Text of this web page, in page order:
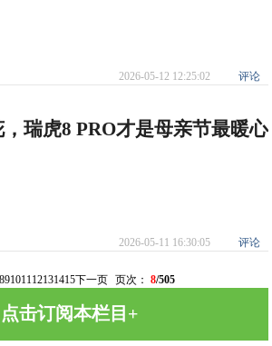
2026-05-12 12:25:02 评论
瑞虎8 PRO才是母亲节最暖心
2026-05-11 16:30:05 评论
89101112131415下一页 页次：8/505
点击订阅本栏目+